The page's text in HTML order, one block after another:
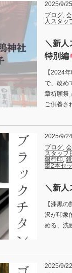
2025/9/25
ブログ,
人スタッ
＼新人
特別編
【2024
で、改め
章祈願祭
ご供養さ
2025/9/24
ブログ,
スタッフ
銀行印,
鑑2本セ
＼新人
【漆黒
沢が印象
める、洗
2025/9/22